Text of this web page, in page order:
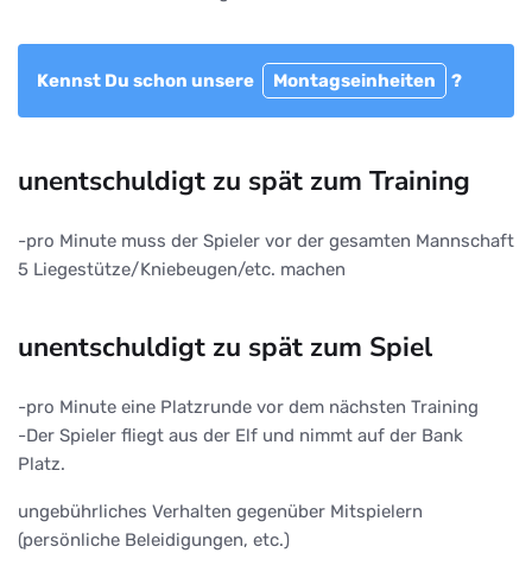
Kennst Du schon unsere Montagseinheiten ?
unentschuldigt zu spät zum Training
-pro Minute muss der Spieler vor der gesamten Mannschaft
5 Liegestütze/Kniebeugen/etc. machen
unentschuldigt zu spät zum Spiel
-pro Minute eine Platzrunde vor dem nächsten Training
-Der Spieler fliegt aus der Elf und nimmt auf der Bank
Platz.
ungebührliches Verhalten gegenüber Mitspielern
(persönliche Beleidigungen, etc.)